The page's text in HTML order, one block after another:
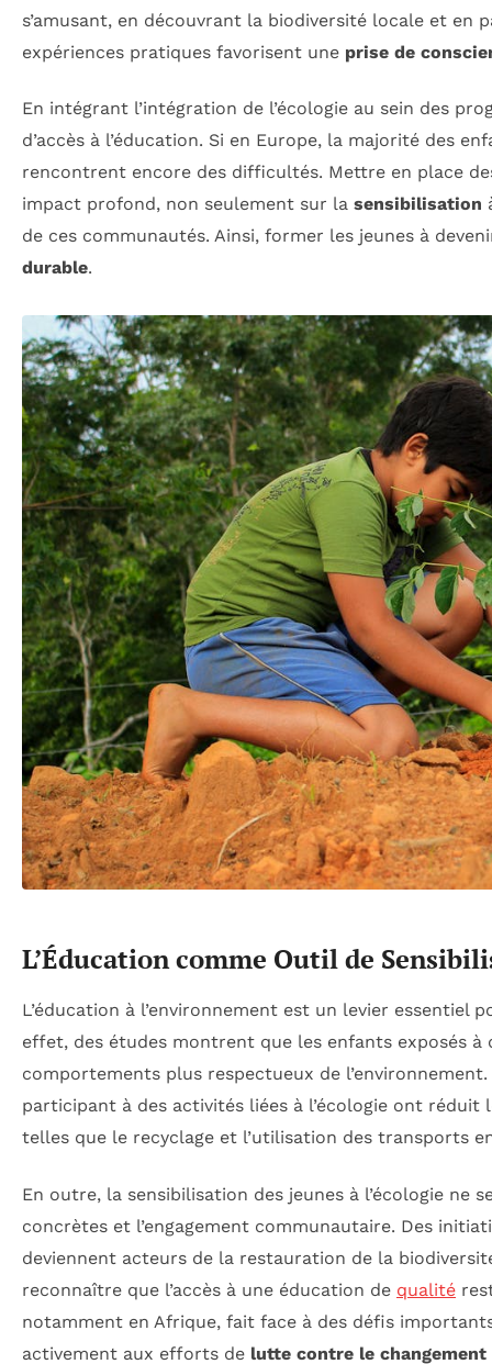
s’amusant, en découvrant la biodiversité locale et
expériences pratiques favorisent une prise de
En intégrant l’intégration de l’écologie au sein des
d’accès à l’éducation. Si en Europe, la majorité des
rencontrent encore des difficultés. Mettre en place
impact profond, non seulement sur la sensibilisation
de ces communautés. Ainsi, former les jeunes à
durable.
L’Éducation comme Outil de
L’éducation à l’environnement est un levier
effet, des études montrent que les enfants exposés
comportements plus respectueux de
participant à des activités liées à l’écologie ont
telles que le recyclage et l’utilisation des transports
En outre, la sensibilisation des jeunes à l’écologie
concrètes et l’engagement communautaire. Des
deviennent acteurs de la restauration de la
reconnaître que l’accès à une éducation de qualité
notamment en Afrique, fait face à des défis
activement aux efforts de lutte contre le